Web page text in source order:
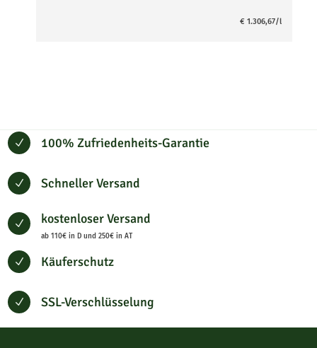
€ 1.306,67/l
N 100% Zufriedenheits-Garantie
N Schneller Versand
N kostenloser Versand
ab 110€ in D und 250€ in AT
N Käuferschutz
N SSL-Verschlüsselung